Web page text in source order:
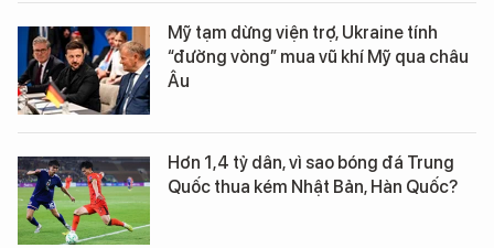
Mỹ tạm dừng viện trợ, Ukraine tính
“đường vòng” mua vũ khí Mỹ qua châu
Âu
Hơn 1,4 tỷ dân, vì sao bóng đá Trung
Quốc thua kém Nhật Bản, Hàn Quốc?